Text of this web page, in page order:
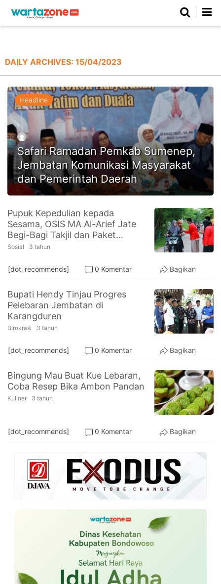
Netizen
Beranda
About Us
Contact Us
Hak Jawab
Kode Etik
Pedoman Media Siber
Redaksi
Copyright
2026
PT.
Balqis
Cyber
Media
DAILY ARCHIVES: 15/04/2023
Headline
Safari Ramadan Pemkab Sumenep,
Jembatan Komunikasi Masyarakat
dan Pemerintah Daerah
Pupuk Kepedulian kepada
Sesama, OSIS MA Al-Arief Jate
Begi-Bagi Takjil dan Paket
Sembako
Sosial 3 tahun
[dot_recommends] 0 Komentar Bagikan
Bupati Hendy Tinjau Progres
Pelebaran Jembatan di
Karangduren
Birokrasi 3 tahun
[dot_recommends] 0 Komentar Bagikan
Bingung Mau Buat Kue Lebaran,
Coba Resep Bika Ambon Pandan
Kuliner 3 tahun
[dot_recommends] 0 Komentar Bagikan